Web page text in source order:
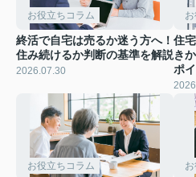
お役立ちコラム
終活で自宅は売るか迷う方へ！
住み続けるか判断の基準を解説
2026.07.30
住
き
ポ
お役立ちコラム